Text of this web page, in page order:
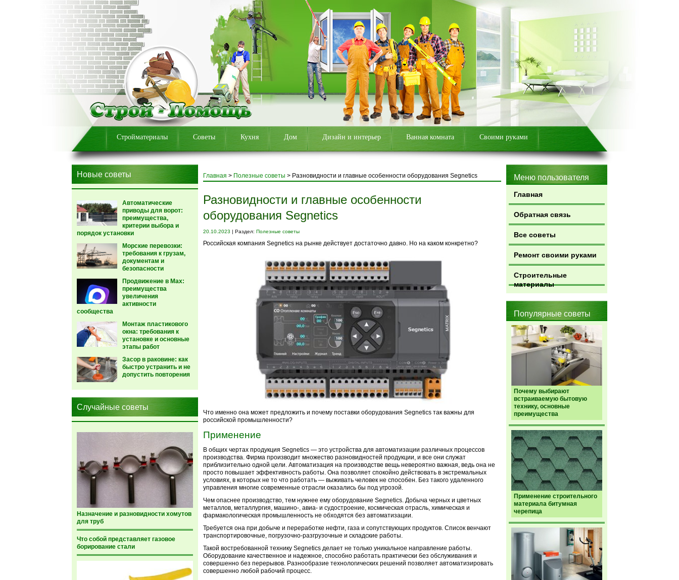
Стройматериалы Советы Кухня Дом Дизайн и интерьер Ванная комната Своими руками
Новые советы
Автоматические
приводы для ворот:
преимущества,
критерии выбора и
порядок установки
Морские перевозки:
требования к грузам,
документам и
безопасности
Продвижение в Max:
преимущества
увеличения
активности
сообщества
Монтаж пластикового
окна: требования к
установке и основные
этапы работ
Засор в раковине: как
быстро устранить и не
допустить повторения
Случайные советы
Назначение и разновидности хомутов
для труб
Что собой представляет газовое
борирование стали
Меню пользователя
Главная
Обратная связь
Все советы
Ремонт своими руками
Строительные
материалы
Популярные советы
Почему выбирают
встраиваемую бытовую
технику, основные
преимущества
Применение строительного
материала битумная
черепица
Главная > Полезные советы > Разновидности и главные особенности оборудования Segnetics
Разновидности и главные особенности
оборудования Segnetics
20.10.2023 | Раздел: Полезные советы
Российская компания Segnetics на рынке действует достаточно давно. Но на каком конкретно?
Что именно она может предложить и почему поставки оборудования Segnetics так важны для
российской промышленности?
Применение
В общих чертах продукция Segnetics — это устройства для автоматизации различных процессов
производства. Фирма производит множество разновидностей продукции, и все они служат
приблизительно одной цели. Автоматизация на производстве вещь невероятно важная, ведь она не
просто повышает эффективность работы. Она позволяет спокойно действовать в экстремальных
условиях, в которых не то что работать — выживать человек не способен. Без такого удаленного
управления многие современные отрасли оказались бы под угрозой.
Чем опаснее производство, тем нужнее ему оборудование Segnetics. Добыча черных и цветных
металлов, металлургия, машино-, авиа- и судостроение, космическая отрасль, химическая и
фармакологическая промышленность не обходятся без автоматизации.
Требуется она при добыче и переработке нефти, газа и сопутствующих продуктов. Список венчают
транспортировочные, погрузочно-разгрузочные и складские работы.
Такой востребованной технику Segnetics делает не только уникальное направление работы.
Оборудование качественное и надежное, способно работать практически без обслуживания и
совершенно без перерывов. Разнообразие технологических решений позволяет автоматизировать
совершенно любой рабочий процесс.